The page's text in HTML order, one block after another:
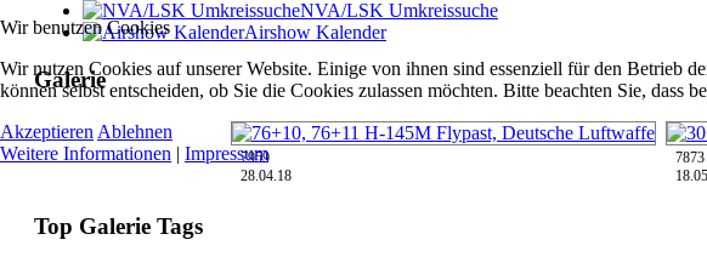
NVA/LSK Umkreissuche
Airshow Kalender
Galerie
7959
28.04.18
7873
Top Galerie Tags
Wir benutzen Cookies
Wir nutzen Cookies auf unserer Website. Einige von ihnen sind essenziell für den Betrieb
können selbst entscheiden, ob Sie die Cookies zulassen möchten. Bitte beachten Sie,
Akzeptieren Ablehnen
Weitere Informationen | Impressum